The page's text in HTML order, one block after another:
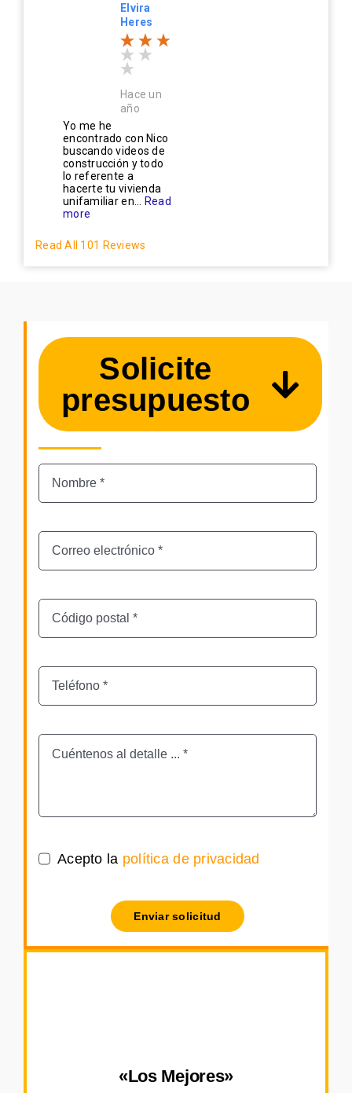
Elvira
Heres
Hace un
año
Yo me he
encontrado con Nico
buscando videos de
construcción y todo
lo referente a
hacerte tu vivienda
unifamiliar en...
Read
more
Read All 101 Reviews
Solicite
presupuesto
Acepto la política de privacidad
Enviar solicitud
«Los Mejores»